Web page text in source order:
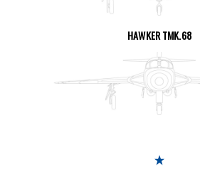
HAWKER TMK.68